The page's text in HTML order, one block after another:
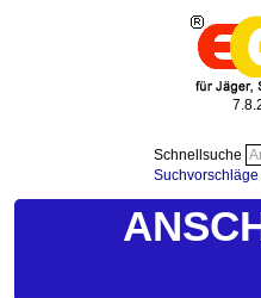
Schnellsuche
Suchvorschläge